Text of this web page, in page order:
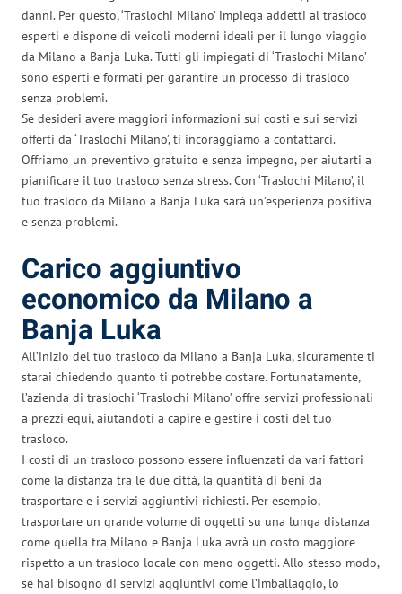
danni. Per questo, ‘Traslochi Milano’ impiega addetti al trasloco
esperti e dispone di veicoli moderni ideali per il lungo viaggio
da Milano a Banja Luka. Tutti gli impiegati di ‘Traslochi Milano’
sono esperti e formati per garantire un processo di trasloco
senza problemi.
Se desideri avere maggiori informazioni sui costi e sui servizi
offerti da ‘Traslochi Milano’, ti incoraggiamo a contattarci.
Offriamo un preventivo gratuito e senza impegno, per aiutarti a
pianificare il tuo trasloco senza stress. Con ‘Traslochi Milano’, il
tuo trasloco da Milano a Banja Luka sarà un’esperienza positiva
e senza problemi.
Carico aggiuntivo
economico da Milano a
Banja Luka
All’inizio del tuo trasloco da Milano a Banja Luka, sicuramente ti
starai chiedendo quanto ti potrebbe costare. Fortunatamente,
l’azienda di traslochi ‘Traslochi Milano’ offre servizi professionali
a prezzi equi, aiutandoti a capire e gestire i costi del tuo
trasloco.
I costi di un trasloco possono essere influenzati da vari fattori
come la distanza tra le due città, la quantità di beni da
trasportare e i servizi aggiuntivi richiesti. Per esempio,
trasportare un grande volume di oggetti su una lunga distanza
come quella tra Milano e Banja Luka avrà un costo maggiore
rispetto a un trasloco locale con meno oggetti. Allo stesso modo,
se hai bisogno di servizi aggiuntivi come l’imballaggio, lo